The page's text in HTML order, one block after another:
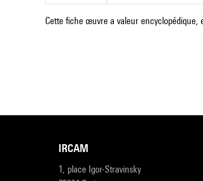
Cette fiche œuvre a valeur encyclopédique,
IRCAM
1, place Igor-Stravinsky